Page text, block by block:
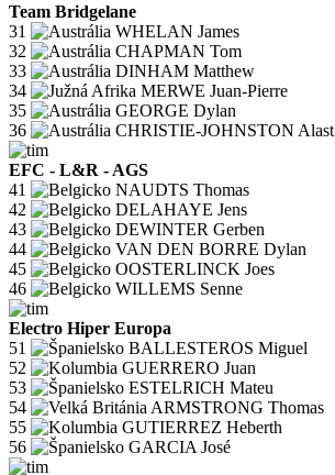
Team Bridgelane
31
WHELAN James
32
CHAPMAN Tom
33
DINHAM Matthew
34
MERWE Juan-Pierre
35
GEORGE Dylan
36
CHRISTIE-JOHNSTON Alast
EFC - L&R - AGS
41
NAUDTS Thomas
42
DELAHAYE Jens
43
DEWINTER Gerben
44
VAN DEN BORRE Dylan
45
OOSTERLINCK Joes
46
WILLEMS Senne
Electro Hiper Europa
51
BALLESTEROS Miguel
52
GUERRERO Juan
53
ESTELRICH Mateu
54
ARMSTRONG Thomas
55
GUTIERREZ Heberth
56
GARCIA José